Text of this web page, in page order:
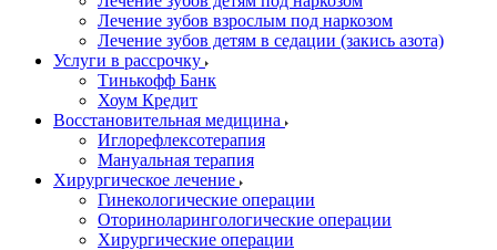
Лечение зубов взрослым под наркозом
Лечение зубов детям в седации (закись азота)
Услуги в рассрочку
Тинькофф Банк
Хоум Кредит
Восстановительная медицина
Иглорефлексотерапия
Мануальная терапия
Хирургическое лечение
Гинекологические операции
Оториноларингологические операции
Хирургические операции